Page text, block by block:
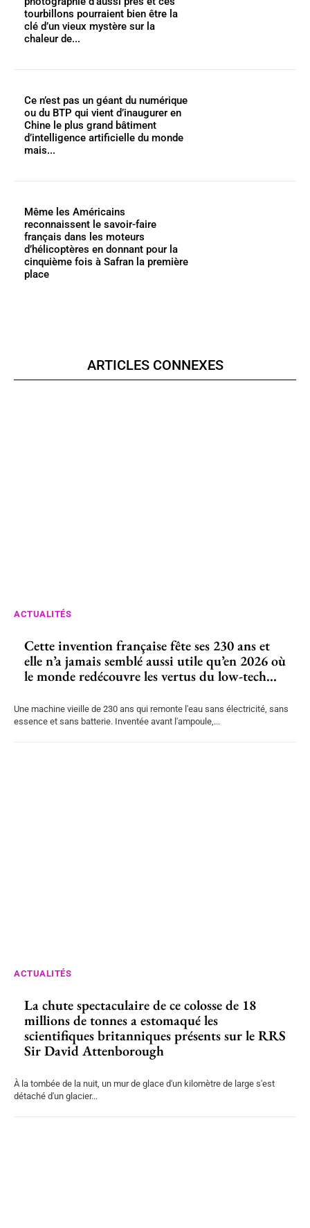
tourbillons pourraient bien être la
clé d’un vieux mystère sur la
chaleur de...
Ce n’est pas un géant du numérique
ou du BTP qui vient d’inaugurer en
Chine le plus grand bâtiment
d’intelligence artificielle du monde
mais...
Même les Américains
reconnaissent le savoir-faire
français dans les moteurs
d’hélicoptères en donnant pour la
cinquième fois à Safran la première
place
ARTICLES CONNEXES
ACTUALITÉS
Cette invention française fête ses 230 ans et
elle n’a jamais semblé aussi utile qu’en 2026 où
le monde redécouvre les vertus du low-tech...
Une machine vieille de 230 ans qui remonte l'eau sans électricité, sans
essence et sans batterie. Inventée avant l'ampoule,...
ACTUALITÉS
La chute spectaculaire de ce colosse de 18
millions de tonnes a estomaqué les
scientifiques britanniques présents sur le RRS
Sir David Attenborough
À la tombée de la nuit, un mur de glace d'un kilomètre de large s'est
détaché d'un glacier...